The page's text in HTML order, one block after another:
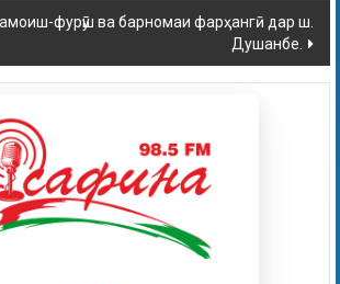
фурӯш ва барномаи фарҳангӣ дар ш.
Душанбе.